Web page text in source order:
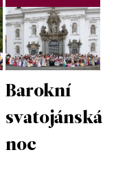
Barokní
svatojánská
noc